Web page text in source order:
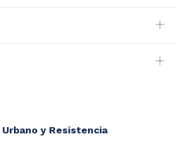
y Resistencia